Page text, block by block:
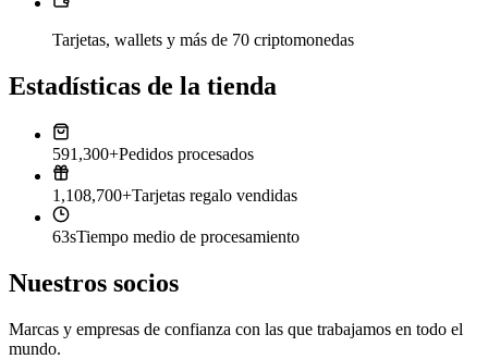
Tarjetas, wallets y más de 70 criptomonedas
Estadísticas de la tienda
591,300+Pedidos procesados
1,108,700+Tarjetas regalo vendidas
63sTiempo medio de procesamiento
Nuestros socios
Marcas y empresas de confianza con las que trabajamos en todo el
mundo.